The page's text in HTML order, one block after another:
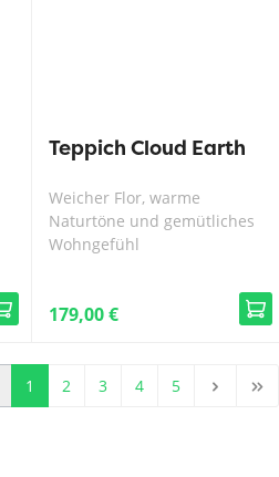
Teppich Cloud Earth
Weicher Flor, warme
Naturtöne und gemütliches
Wohngefühl
179,00 €
1 2 3 4 5